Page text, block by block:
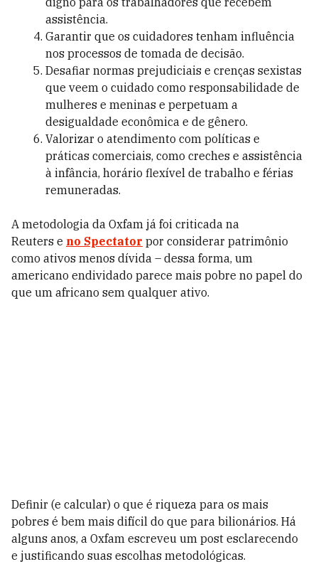
assistência.
Garantir que os cuidadores tenham influência
nos processos de tomada de decisão.
Desafiar normas prejudiciais e crenças sexistas
que veem o cuidado como responsabilidade de
mulheres e meninas e perpetuam a
desigualdade econômica e de gênero.
Valorizar o atendimento com políticas e
práticas comerciais, como creches e assistência
à infância, horário flexível de trabalho e férias
remuneradas.
A metodologia da Oxfam já foi criticada na
Reuters e no Spectator por considerar patrimônio
como ativos menos dívida – dessa forma, um
americano endividado parece mais pobre no papel do
que um africano sem qualquer ativo.
Definir (e calcular) o que é riqueza para os mais
pobres é bem mais difícil do que para bilionários. Há
alguns anos, a Oxfam escreveu um post esclarecendo
e justificando suas escolhas metodológicas.